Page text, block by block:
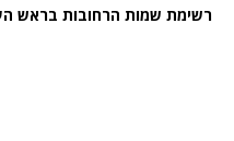
רשימת שמות הרחובות בראש